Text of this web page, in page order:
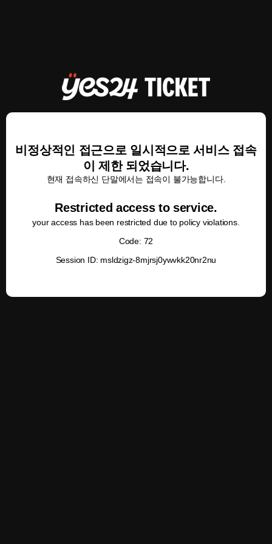
비정상적인 접근으로 일시적으로 서비스 접속
이 제한 되었습니다.
현재 접속하신 단말에서는 접속이 불가능합니다.
Restricted access to service.
your access has been restricted due to policy violations.
Code: 72
Session ID: msldzigz-8mjrsj0ywvkk20nr2nu